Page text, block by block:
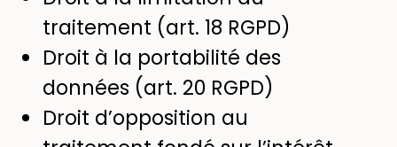
traitement (art. 18 RGPD)
Droit à la portabilité des
données (art. 20 RGPD)
Droit d’opposition au